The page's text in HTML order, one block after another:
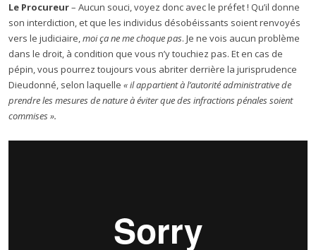
Le Procureur– Aucun souci, voyez donc avec le préfet ! Qu’il donne
son interdiction, et que les individus désobéissants soient renvoyés
vers le judiciaire,moi ça ne me choque pas. Je ne vois aucun problème
dans le droit, à condition que vous n’y touchiez pas. Et en cas de
pépin, vous pourrez toujours vous abriter derrière la jurisprudence
Dieudonné, selon laquelle « il appartient à l’autorité administrative de
prendre les mesures de nature à éviter que des infractions pénales soient
commises ».